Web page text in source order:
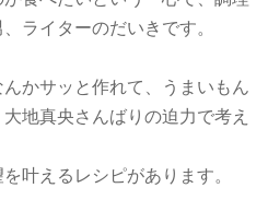
ライターのだいきです。
かサッと作れて、うまいもん
地真央さんばりの迫力で考え
叶えるレシピがあります。